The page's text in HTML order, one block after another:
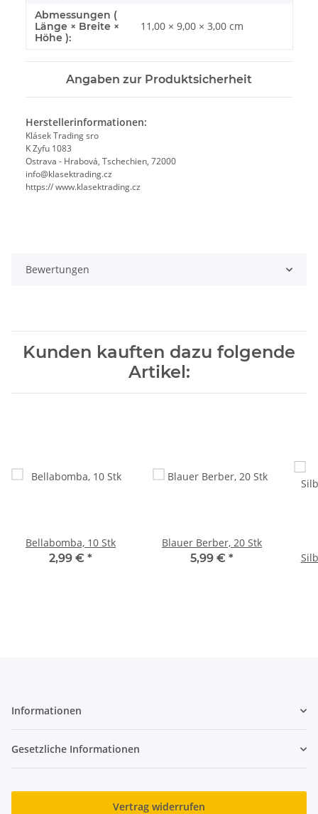
Abmessungen (
Länge × Breite ×
Höhe ):
11,00 × 9,00 × 3,00 cm
Angaben zur Produktsicherheit
Herstellerinformationen:
Klásek Trading sro
K Zyfu 1083
Ostrava - Hrabová, Tschechien, 72000
info@klasektrading.cz
https:// www.klasektrading.cz
Bewertungen
Kunden kauften dazu folgende
Artikel:
Bellabomba, 10 Stk
2,99 € *
Blauer Berber, 20 Stk
5,99 € *
Informationen
Gesetzliche Informationen
Vertrag widerrufen